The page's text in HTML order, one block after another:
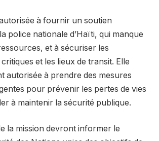
à fournir un soutien
police nationale d’Haïti, qui manque
et à sécuriser les
et les lieux de transit. Elle
autorisée à prendre des mesures
pour prévenir les pertes de vies
à maintenir la sécurité publique.
la mission devront informer le